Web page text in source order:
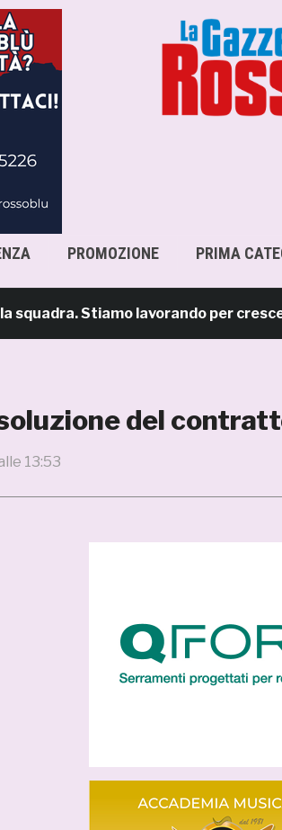
PROMOZIONE PRIMA
Stiamo lavorando per crescere»
del
13:53